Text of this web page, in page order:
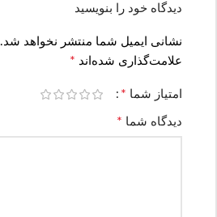
دیدگاه خود را بنویسید
نشانی ایمیل شما منتشر نخواهد شد.
علامت‌گذاری شده‌اند *
امتیاز شما *
دیدگاه شما *